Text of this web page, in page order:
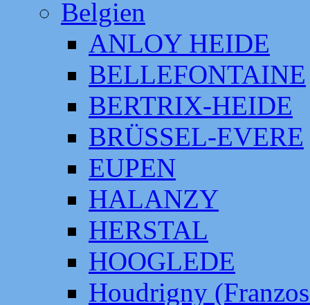
Belgien
ANLOY HEIDE
BELLEFONTAINE
BERTRIX-HEIDE
BRÜSSEL-EVERE
EUPEN
HALANZY
HERSTAL
HOOGLEDE
Houdrigny